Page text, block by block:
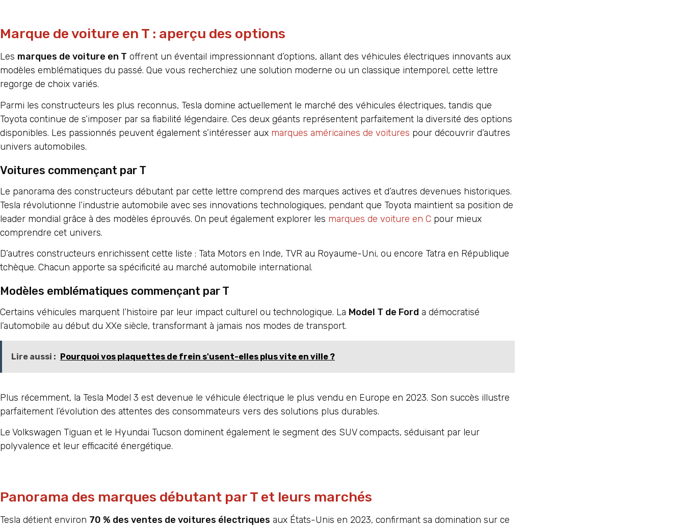
Marque de voiture en T : aperçu des options
Les marques de voiture en T offrent un éventail impressionnant d’options, allant des véhicules électriques innovants aux
modèles emblématiques du passé. Que vous recherchiez une solution moderne ou un classique intemporel, cette lettre
regorge de choix variés.
Parmi les constructeurs les plus reconnus, Tesla domine actuellement le marché des véhicules électriques, tandis que
Toyota continue de s’imposer par sa fiabilité légendaire. Ces deux géants représentent parfaitement la diversité des options
disponibles. Les passionnés peuvent également s’intéresser aux marques américaines de voitures pour découvrir d’autres
univers automobiles.
Voitures commençant par T
Le panorama des constructeurs débutant par cette lettre comprend des marques actives et d’autres devenues historiques.
Tesla révolutionne l’industrie automobile avec ses innovations technologiques, pendant que Toyota maintient sa position de
leader mondial grâce à des modèles éprouvés. On peut également explorer les marques de voiture en C pour mieux
comprendre cet univers.
D’autres constructeurs enrichissent cette liste : Tata Motors en Inde, TVR au Royaume-Uni, ou encore Tatra en République
tchèque. Chacun apporte sa spécificité au marché automobile international.
Modèles emblématiques commençant par T
Certains véhicules marquent l’histoire par leur impact culturel ou technologique. La Model T de Ford a démocratisé
l’automobile au début du XXe siècle, transformant à jamais nos modes de transport.
Lire aussi : Pourquoi vos plaquettes de frein s'usent-elles plus vite en ville ?
Plus récemment, la Tesla Model 3 est devenue le véhicule électrique le plus vendu en Europe en 2023. Son succès illustre
parfaitement l’évolution des attentes des consommateurs vers des solutions plus durables.
Le Volkswagen Tiguan et le Hyundai Tucson dominent également le segment des SUV compacts, séduisant par leur
polyvalence et leur efficacité énergétique.
Panorama des marques débutant par T et leurs marchés
Tesla détient environ 70 % des ventes de voitures électriques aux États-Unis en 2023, confirmant sa domination sur ce